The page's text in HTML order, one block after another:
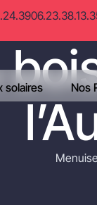
solaires Nos